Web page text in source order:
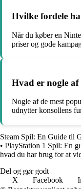
Hvilke fordele
Når du køber en
priser og gode
Hvad er nogle
Nogle af de mest
udnytter konsollens
Steam Spil: En Guide til
• PlayStation 1 Spil: En
hvad du har brug for at
Del og gør godt
X
Facebook